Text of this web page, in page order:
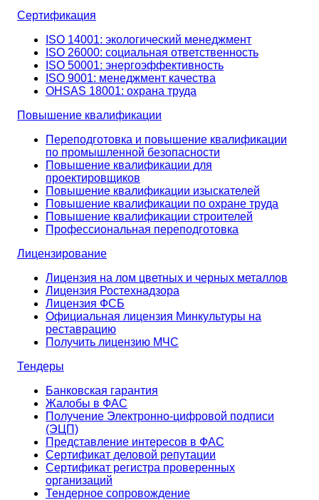
Сертификация
ISO 14001: экологический менеджмент
ISO 26000: социальная ответственность
ISO 50001: энергоэффективность
ISO 9001: менеджмент качества
OHSAS 18001: охрана труда
Повышение квалификации
Переподготовка и повышение квалификации
по промышленной безопасности
Повышение квалификации для
проектировщиков
Повышение квалификации изыскателей
Повышение квалификации по охране труда
Повышение квалификации строителей
Профессиональная переподготовка
Лицензирование
Лицензия на лом цветных и черных металлов
Лицензия Ростехнадзора
Лицензия ФСБ
Официальная лицензия Минкультуры на
реставрацию
Получить лицензию МЧС
Тендеры
Банковская гарантия
Жалобы в ФАС
Получение Электронно-цифровой подписи
(ЭЦП)
Представление интересов в ФАС
Сертификат деловой репутации
Сертификат регистра проверенных
организаций
Тендерное сопровождение